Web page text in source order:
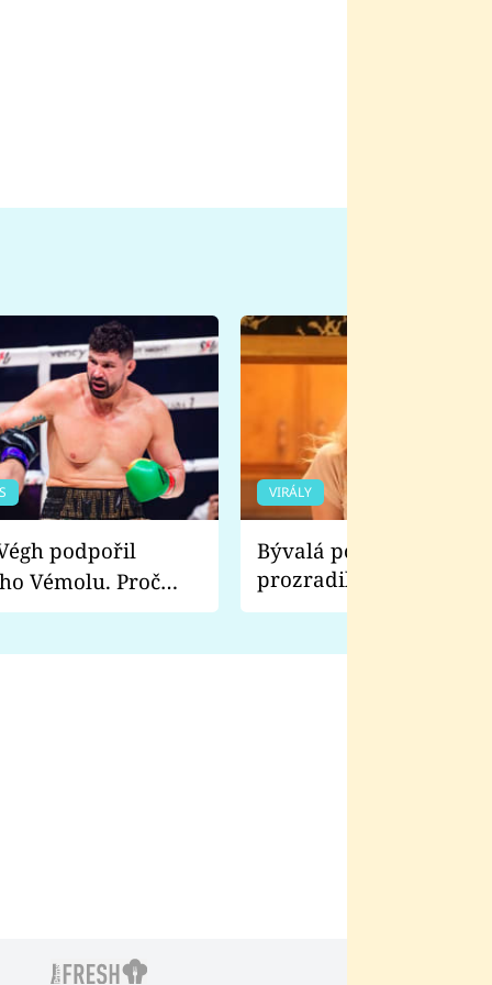
Vémolu. Proč
zápasit s ním než
VIRÁLY
Bývalá pornoherečka
prozradila, co ji
natáčení Euforie.